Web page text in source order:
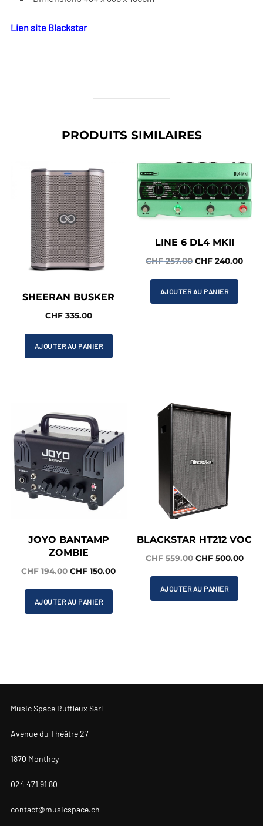
Lien site Blackstar
PRODUITS SIMILAIRES
SHEERAN BUSKER
CHF335.00
AJOUTER AU PANIER
LINE 6 DL4 MKII
CHF257.00 Le
initial
était :
CHF 240.00Le
AJOUTER AU PANIER
JOYO BANTAMP
ZOMBIE
CHF194.00 Le
initial
était :
CHF 150.00Le
AJOUTER AU PANIER
BLACKSTAR HT212 VOC
CHF559.00 Le
initial
était :
CHF500.00Le
AJOUTER AU PANIER
Music Space Ruffieux Sàrl
Avenue du Théâtre 27
1870 Monthey
024 471 91 80
contact@musicspace.ch